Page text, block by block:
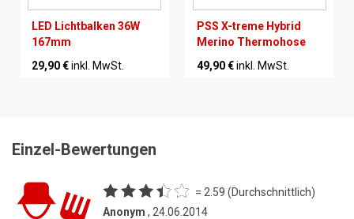
LED Lichtbalken 36W
167mm
29,90 €inkl. MwSt.
PSS X-treme Hybrid
Merino Thermohose
49,90 €inkl. MwSt.
Einzel-Bewertungen
= 2.59 (Durchschnittlich)
Anonym , 24.06.2014